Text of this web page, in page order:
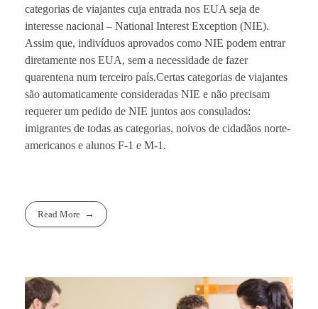
categorias de viajantes cuja entrada nos EUA seja de
interesse nacional – National Interest Exception (NIE).
Assim que, indivíduos aprovados como NIE podem entrar
diretamente nos EUA, sem a necessidade de fazer
quarentena num terceiro país.Certas categorias de viajantes
são automaticamente consideradas NIE e não precisam
requerer um pedido de NIE juntos aos consulados:
imigrantes de todas as categorias, noivos de cidadãos norte-
americanos e alunos F-1 e M-1.
Read More